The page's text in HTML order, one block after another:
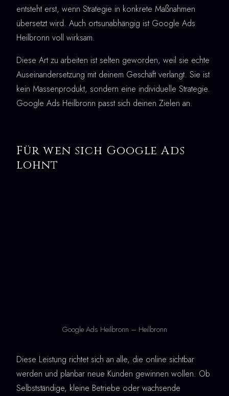
entsteht erst, wenn Strategie in konkrete Maßnahmen
übersetzt wird. Auch ortsunabhängig ist Google Ads
Heilbronn voll wirksam.
Diese Art zu arbeiten ist selten geworden, weil sie echte
Auseinandersetzung mit deinem Geschäft verlangt. Sie ist
kein Massenprodukt, sondern eine individuelle Strategie.
Google Ads Heilbronn passt sich deinen Zielen an.
Für wen sich Google Ads
lohnt
Google Ads Heilbronn – Heilbronn
Diese Leistung richtet sich an alle, die online sichtbar
werden und planbar neue Kunden gewinnen wollen. Ob
Selbstständige, kleine Betriebe oder wachsende